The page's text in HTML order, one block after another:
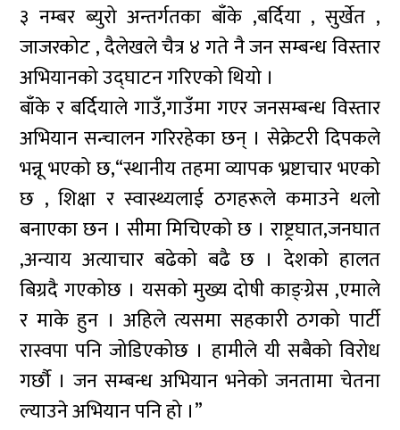
३ नम्बर ब्युरो अन्तर्गतका बाँके ,बर्दिया , सुर्खेत ,
जाजरकोट , दैलेखले चैत्र ४ गते नै जन सम्बन्ध विस्तार
अभियानको उद्घाटन गरिएको थियो ।
बाँके र बर्दियाले गाउँ,गाउँमा गएर जनसम्बन्ध विस्तार
अभियान सन्चालन गरिरहेका छन् । सेक्रेटरी दिपकले
भन्नू भएको छ,“स्थानीय तहमा व्यापक भ्रष्टाचार भएको
छ , शिक्षा र स्वास्थ्यलाई ठगहरूले कमाउने थलो
बनाएका छन । सीमा मिचिएको छ । राष्ट्रघात,जनघात
,अन्याय अत्याचार बढेको बढै छ । देशको हालत
बिग्रदै गएकोछ । यसको मुख्य दोषी काङ्ग्रेस ,एमाले
र माके हुन । अहिले त्यसमा सहकारी ठगको पार्टी
रास्वपा पनि जोडिएकोछ । हामीले यी सबैको विरोध
गर्छौ । जन सम्बन्ध अभियान भनेको जनतामा चेतना
ल्याउने अभियान पनि हो ।”